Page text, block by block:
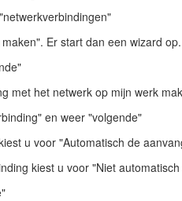
Er start dan een wizard op.
met het netwerk op mijn werk
en weer "volgende"
u voor "Automatisch de
kiest u voor "Niet